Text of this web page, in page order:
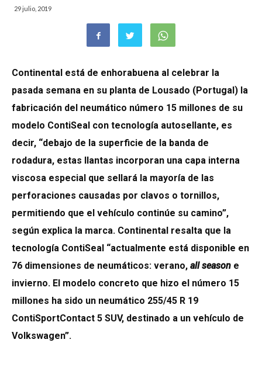
29 julio, 2019
Continental está de enhorabuena al celebrar la
pasada semana en su planta de Lousado (Portugal) la
fabricación del neumático número 15 millones de su
modelo ContiSeal con tecnología autosellante, es
decir, “debajo de la superficie de la banda de
rodadura, estas llantas incorporan una capa interna
viscosa especial que sellará la mayoría de las
perforaciones causadas por clavos o tornillos,
permitiendo que el vehículo continúe su camino”,
según explica la marca. Continental resalta que la
tecnología ContiSeal “actualmente está disponible en
76 dimensiones de neumáticos: verano, all season e
invierno. El modelo concreto que hizo el número 15
millones ha sido un neumático 255/45 R 19
ContiSportContact 5 SUV, destinado a un vehículo de
Volkswagen”.